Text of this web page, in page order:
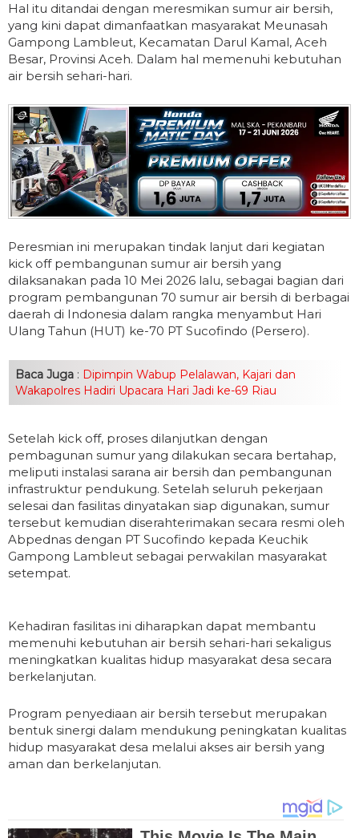
Hal itu ditandai dengan meresmikan sumur air bersih,
yang kini dapat dimanfaatkan masyarakat Meunasah
Gampong Lambleut, Kecamatan Darul Kamal, Aceh
Besar, Provinsi Aceh. Dalam hal memenuhi kebutuhan
air bersih sehari-hari.
Peresmian ini merupakan tindak lanjut dari kegiatan
kick off pembangunan sumur air bersih yang
dilaksanakan pada 10 Mei 2026 lalu, sebagai bagian dari
program pembangunan 70 sumur air bersih di berbagai
daerah di Indonesia dalam rangka menyambut Hari
Ulang Tahun (HUT) ke-70 PT Sucofindo (Persero).
Baca Juga : Dipimpin Wabup Pelalawan, Kajari dan
Wakapolres Hadiri Upacara Hari Jadi ke-69 Riau
Setelah kick off, proses dilanjutkan dengan
pembagunan sumur yang dilakukan secara bertahap,
meliputi instalasi sarana air bersih dan pembangunan
infrastruktur pendukung. Setelah seluruh pekerjaan
selesai dan fasilitas dinyatakan siap digunakan, sumur
tersebut kemudian diserahterimakan secara resmi oleh
Abpednas dengan PT Sucofindo kepada Keuchik
Gampong Lambleut sebagai perwakilan masyarakat
setempat.
Kehadiran fasilitas ini diharapkan dapat membantu
memenuhi kebutuhan air bersih sehari-hari sekaligus
meningkatkan kualitas hidup masyarakat desa secara
berkelanjutan.
Program penyediaan air bersih tersebut merupakan
bentuk sinergi dalam mendukung peningkatan kualitas
hidup masyarakat desa melalui akses air bersih yang
aman dan berkelanjutan.